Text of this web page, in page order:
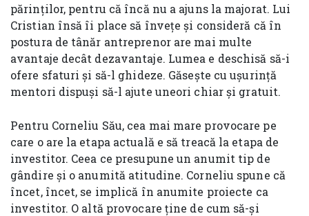
părinților, pentru că încă nu a ajuns la majorat. Lui
Cristian însă îi place să învețe și consideră că în
postura de tânăr antreprenor are mai multe
avantaje decât dezavantaje. Lumea e deschisă să-i
ofere sfaturi și să-l ghideze. Găsește cu ușurință
mentori dispuși să-l ajute uneori chiar și gratuit.
Pentru Corneliu Său, cea mai mare provocare pe
care o are la etapa actuală e să treacă la etapa de
investitor. Ceea ce presupune un anumit tip de
gândire și o anumită atitudine. Corneliu spune că
încet, încet, se implică în anumite proiecte ca
investitor. O altă provocare ține de cum să-și